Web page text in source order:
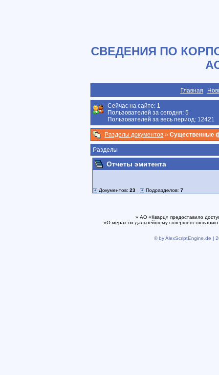
СВЕДЕНИЯ ПО
Главная
Сейчас на сайте: 1
Пользователей за сегодня: 5
Пользователей за весь период: 12421
Разделы документов » Существенные
Разделы
Отчеты эмитента
Документов: 23 Подразделов: 7
» АО «Кварц» предоставило
«О мерах по дальнейшему совершенствованию
© by AlexScriptEngine.de |